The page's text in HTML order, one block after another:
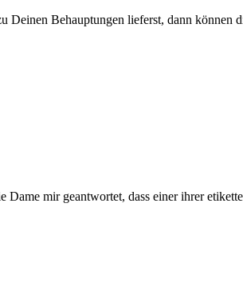
Behauptungen lieferst, dann können
mir geantwortet, dass einer ihrer